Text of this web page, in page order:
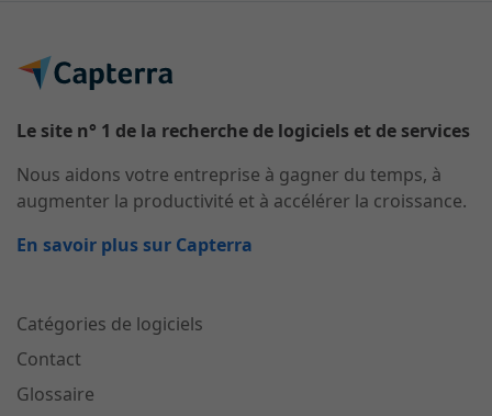
Le site n° 1 de la recherche de logiciels et de services
Nous aidons votre entreprise à gagner du temps, à
augmenter la productivité et à accélérer la croissance.
En savoir plus sur Capterra
Catégories de logiciels
Contact
Glossaire